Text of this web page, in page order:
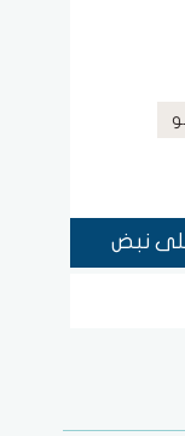
على نبض